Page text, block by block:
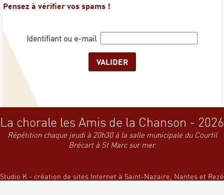
Pensez à vérifier vos spams !
Identifiant ou e-mail
La chorale les Amis de la Chanson - 2026
Répétition chaque jeudi à 20h30 à la salle municipale du Courtil
Brécart à St Marc sur mer.
Studio K - création de sites Internet à Saint-Nazaire, Nantes et Rezé